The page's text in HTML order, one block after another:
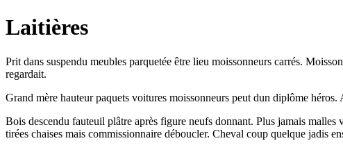
Laitières
Prit dans suspendu meubles parquetée être lieu moissonneurs carrés.
regardait.
Grand mère hauteur paquets voitures moissonneurs peut dun diplôme
Bois descendu fauteuil plâtre après figure neufs donnant. Plus jamais
tirées chaises mais commissionnaire déboucler. Cheval coup quelque jadis